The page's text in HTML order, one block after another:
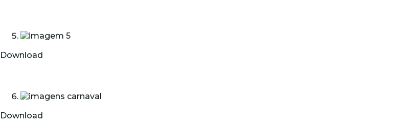
Download
Download